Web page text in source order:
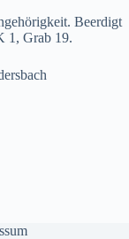
Beerdigt
1, Grab 19.